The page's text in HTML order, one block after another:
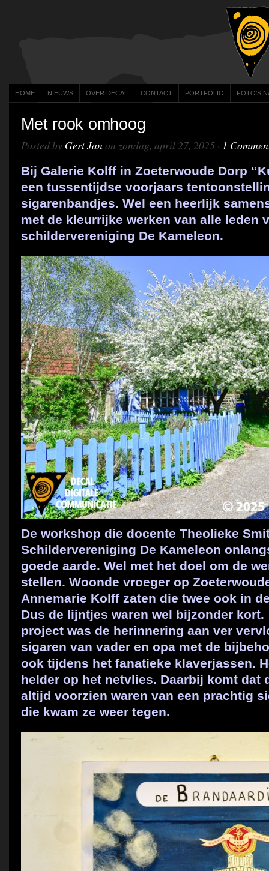
HOME NIEUWS OVER DECAL CONTACT PORTFOLIO FOTO’S
Met rook omhoog
Posted by Gert Jan on zondag, april 27, 2025 · 1
Bij Galerie Kolff in Zoeterwoude Dorp
een tussentijdse voorjaars
sigarenbandjes. Wel een heerlijk
met de kleurrijke werken van alle leden
schildervereniging De Kameleon.
De workshop die docente Theolieke
Schildervereniging De Kameleon
goede aarde. Wel met het doel om de
stellen. Woonde vroeger op
Annemarie Kolff zaten die twee ook in
Dus de lijntjes waren wel bijzonder
project was de herinnering aan ver
sigaren van vader en opa met de
ook tijdens het fanatieke klaverjassen.
helder op het netvlies. Daarbij komt dat
altijd voorzien waren van een prachtig
die kwam ze weer tegen.